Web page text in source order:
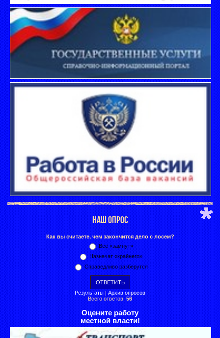
НАШ ОПРОС
Как вы считаете, чем закончится дело с лосем?
Всё «замнут»
Назначат «крайнего»
Справедливо разберутся
Результаты | Архив опросов
Всего ответов: 56
Оцените работу
местной власти!